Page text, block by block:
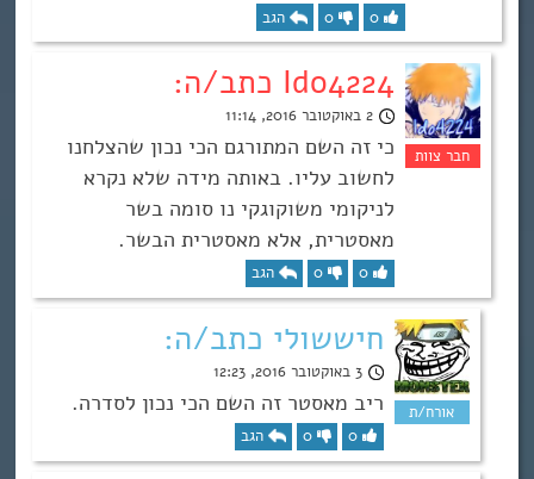
0
0 הגב
Ido4224 כתב/ה:
2 באוקטובר 2016, 11:14
כי זה השם המתורגם הכי נכון שהצלחנו
לחשוב עליו. באותה מידה שלא נקרא
לניקומי משוקוגקי נו סומה בשר
מאסטרית, אלא מאסטרית הבשר.
0
0 הגב
חיששולי כתב/ה:
3 באוקטובר 2016, 12:23
ריב מאסטר זה השם הכי נכון לסדרה.
0
0 הגב